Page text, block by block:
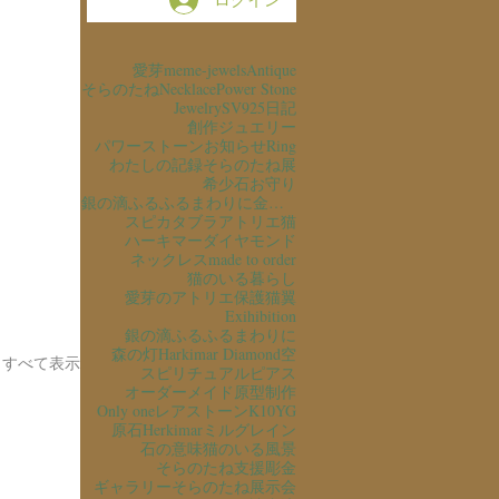
すべて表示
愛芽meme-jewelsAntique
そらのたねNecklacePower Stone
JewelrySV925日記
創作ジュエリー
パワーストーンお知らせRing
わたしの記録そらのたね展
希少石お守り
銀の滴ふるふるまわりに金の滴ふるふるまわりに
スピカタブラ アトリエ猫
ハーキマーダイヤモンド
ネックレスmade to order
猫のいる暮らし
愛芽のアトリエ保護猫翼
Exihibition
銀の滴ふるふるまわりに
森の灯Harkimar Diamond空
スピリチュアルピアス
オーダーメイド原型制作
Only oneレアストーンK10YG
原石Herkimarミルグレイン
石の意味猫のいる風景
そらのたね支援彫金
ギャラリーそらのたね展示会